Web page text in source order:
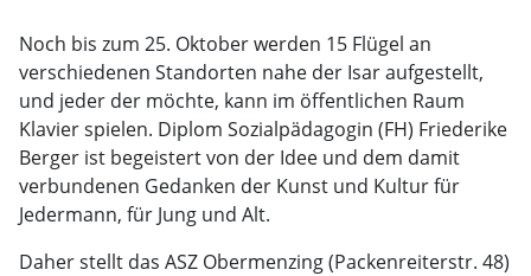
Noch bis zum 25. Oktober werden 15 Flügel an
verschiedenen Standorten nahe der Isar aufgestellt,
und jeder der möchte, kann im öffentlichen Raum
Klavier spielen. Diplom Sozialpädagogin (FH) Friederike
Berger ist begeistert von der Idee und dem damit
verbundenen Gedanken der Kunst und Kultur für
Jedermann, für Jung und Alt.
Daher stellt das ASZ Obermenzing (Packenreiterstr. 48)